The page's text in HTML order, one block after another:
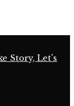
Story, Let's